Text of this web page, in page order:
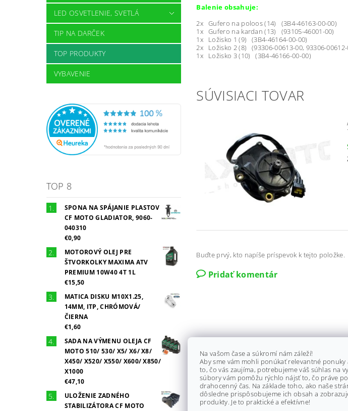
LED OSVETLENIE, SVETLÁ
TIP NA DARČEK
TOP PRODUKTY
VYBAVENIE
TOP 8
SPONA NA SPÁJANIE PLASTOV
CF MOTO GLADIATOR, 9060-
040310
€0,90
MOTOROVÝ OLEJ PRE
ŠTVORKOLKY MAXIMA ATV
PREMIUM 10W40 4T 1L
€15,50
MATICA DISKU M10X1.25,
14MM, ITP, CHRÓMOVÁ/
ČIERNA
€1,60
SADA NA VÝMENU OLEJA CF
MOTO 510/ 530/ X5/ X6/ X8/
X450/ X520/ X550/ X600/ X850/
X1000
€47,10
ULOŽENIE ZADNÉHO
STABILIZÁTORA CF MOTO
Balenie obsahuje:
2x Gufero na poloos (14) (3B4-46163-00-00)
1x Gufero na kardan (13) (93105-46001-00)
1x Ložisko 1 (9) (3B4-46164-00-00)
2x Ložisko 2 (8) (93306-00613-00, 93306-00612-
1x Ložisko 3 (10) (3B4-46166-00-00)
SÚVISIACI TOVAR
Buďte prvý, kto napíše príspevok k tejto položke.
Pridať komentár
Na vašom čase a súkromí nám záleží!
Aby sme vám mohli ponúkať relevantné
to, čo vás zaujíma, potrebujeme váš súhlas na
súbory vám pomôžu rýchlo nájsť to, čo práve
drahocenný čas. Na základe toho, ako naše
dôsledne prispôsobujeme ich obsah a
produkty. Je to praktické a efektívne!